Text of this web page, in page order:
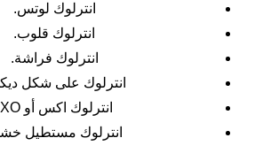
انترلوك لوتس.
انترلوك قلوب.
انترلوك فراشة.
انترلوك على شكل
انترلوك اكس أو XO.
انترلوك مستطيل